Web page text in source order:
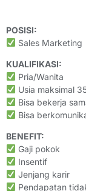
POSISI:
Sales Marketing
KUALIFIKASI:
Pria/Wanita
Usia maksimal
Bisa bekerja
Bisa
BENEFIT:
Gaji pokok
Insentif
Jenjang karir
Pendapatan